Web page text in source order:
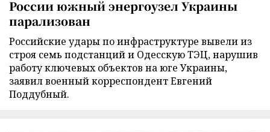
России южный энергоузел Украины
парализован
Российские удары по инфраструктуре вывели из
строя семь подстанций и Одесскую ТЭЦ, нарушив
работу ключевых объектов на юге Украины,
заявил военный корреспондент Евгений
Поддубный.